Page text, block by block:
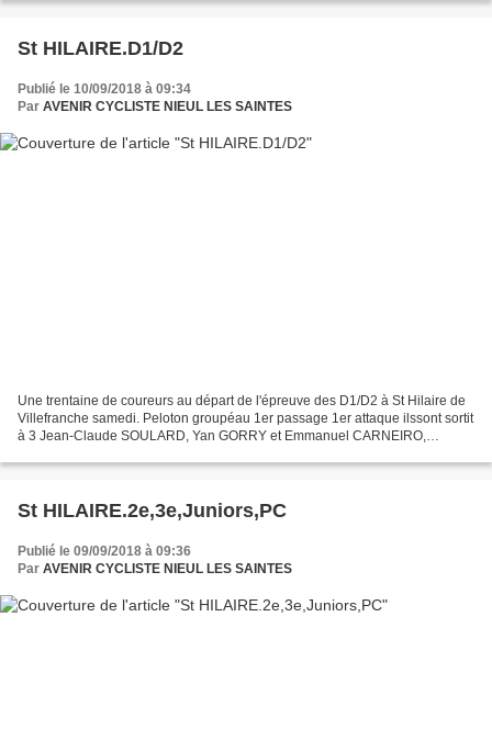
St HILAIRE.D1/D2
Publié le 10/09/2018 à 09:34
Par AVENIR CYCLISTE NIEUL LES SAINTES
Une trentaine de coureurs au départ de l'épreuve des D1/D2 à St Hilaire de
Villefranche samedi. Peloton groupéau 1er passage 1er attaque ilssont sortit
à 3 Jean-Claude SOULARD, Yan GORRY et Emmanuel CARNEIRO,
St HILAIRE.2e,3e,Juniors,PC
Publié le 09/09/2018 à 09:36
Par AVENIR CYCLISTE NIEUL LES SAINTES